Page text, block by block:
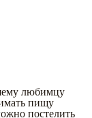
любимцу
пищу
постелить